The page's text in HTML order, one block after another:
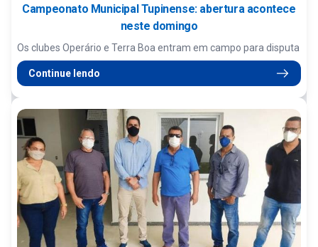
Campeonato Municipal Tupinense: abertura acontece
neste domingo
Os clubes Operário e Terra Boa entram em campo para disputa
Continue lendo